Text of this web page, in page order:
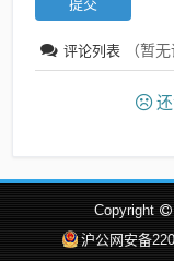
评论列表 （暂
还
Copyright
沪公网安备